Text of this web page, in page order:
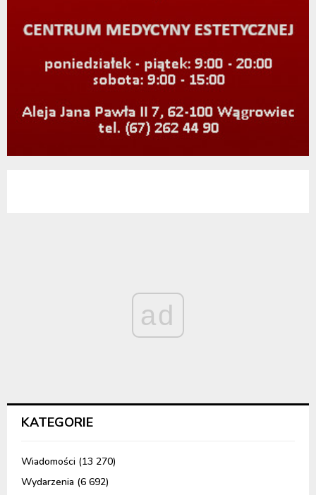
ad
KATEGORIE
Wiadomości (13 270)
Wydarzenia (6 692)